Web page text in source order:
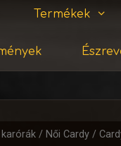
Termékek
karórák / Női Cardy /